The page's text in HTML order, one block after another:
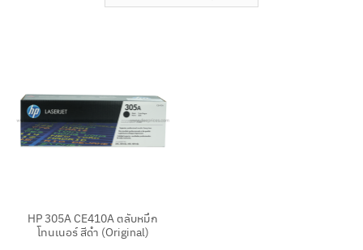
HP 305A CE410A ตลับหมึก
โทนเนอร์ สีดำ (Original)